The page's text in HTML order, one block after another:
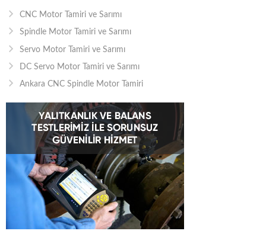
CNC Motor Tamiri ve Sarımı
Spindle Motor Tamiri ve Sarımı
Servo Motor Tamiri ve Sarımı
DC Servo Motor Tamiri ve Sarımı
Ankara CNC Spindle Motor Tamiri